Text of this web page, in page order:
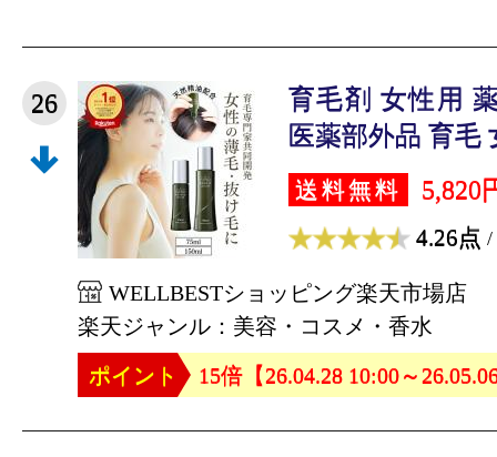
26
育毛剤 女性用
医薬部外品 育毛
送料無料 5,820
4.26点 /
WELLBESTショッピング楽天市場店
楽天ジャンル：美容・コスメ・香水
ポイント
15倍【26.04.28 10:00～